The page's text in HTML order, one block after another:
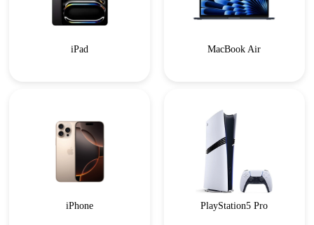
iPad MacBook Air
iPhone PlayStation5 Pro